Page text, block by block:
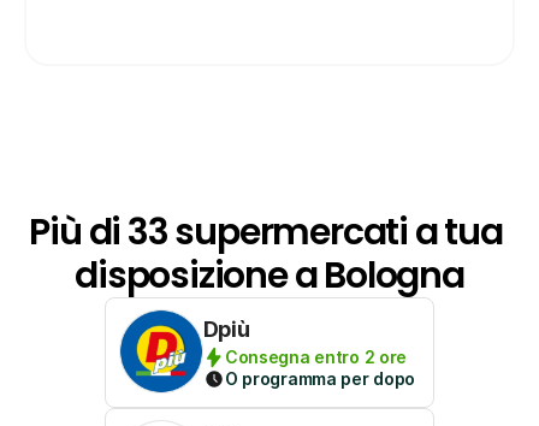
Più di 33 supermercati a tua
disposizione a Bologna
Dpiù
Consegna entro 2 ore
O programma per dopo